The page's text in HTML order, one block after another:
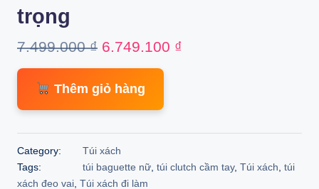
trọng
7.499.000₫ Original
price
was:
6.749.100 ₫
Thêm giỏ hàng
Category:
Túi xách
Tags:
túi baguette nữ, túi clutch cầm tay, Túi xách, túi
xách đeo vai, Túi xách đi làm